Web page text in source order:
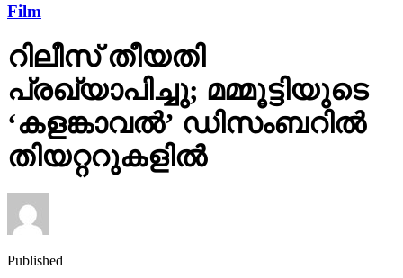
Film
റിലീസ് തീയതി
പ്രഖ്യാപിച്ചു; മമ്മൂട്ടിയുടെ
‘കളങ്കാവല്‍’ ഡിസംബറില്‍
തിയറ്ററുകളില്‍
Published